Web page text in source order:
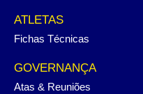
ATLETAS
Fichas Técnicas
GOVERNANÇA
Atas & Reuniões